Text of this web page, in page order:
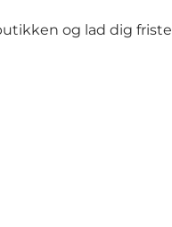
og lad dig friste